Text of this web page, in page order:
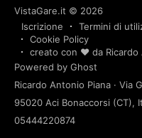
VistaGare.it © 2026
Iscrizione
Termini di
Cookie Policy
creato con ❤️ da Ricardo
Powered by Ghost
Ricardo Antonio Piana · Via
95020 Aci Bonaccorsi (CT),
05444220874